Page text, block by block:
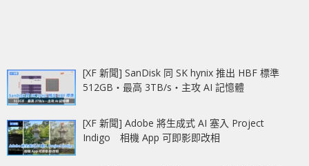
[XF 新聞] SanDisk 同 SK hynix 推出 HBF 標準
512GB‧最高 3TB/s‧主攻 AI 記憶體
[XF 新聞] Adobe 將生成式 AI 塞入 Project
Indigo 相機 App 可即影即改相